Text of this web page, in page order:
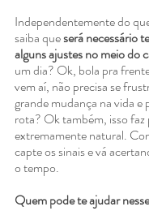
Independentemente do
saiba que será necessário
alguns ajustes no meio do
um dia? Ok, bola pra
vem aí, não precisa se
grande mudança na vida e
rota? Ok também, isso faz
extremamente natural.
capte os sinais e vá
o tempo.
Quem pode te ajudar